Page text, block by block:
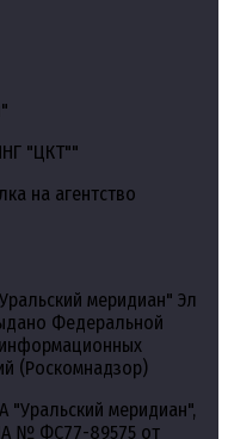
"ЦКТ""
на агентство
меридиан" Эл
Федеральной
(Роскомнадзор)
"Уральский меридиан",
№ ФС77-89575 от